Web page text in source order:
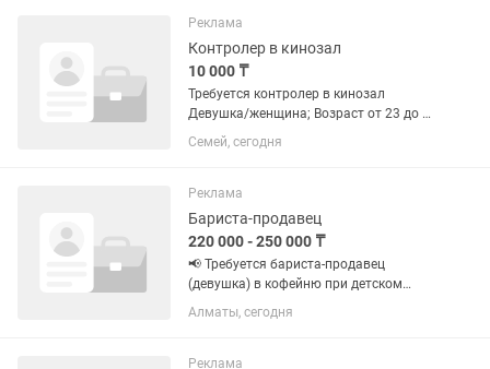
Контроль сроков годности; •...
Реклама
Контролер в кинозал
10 000 ₸
Требуется контролер в кинозал
Девушка/женщина; Возраст от 23 до 40
лет; Среднее или среднее специальное
образование. Опыт работы в сфере
обязателен. Грамотная...
Семей, сегодня
Реклама
Бариста-продавец
220 000 - 250 000 ₸
📢 Требуется бариста-продавец
(девушка) в кофейню при детском
магазине (работа на 4 этаже детского
магазина в Алматы) !! женский
10:00-22:00 🔹 ЗП: 250 000 тг/месяц 🔹...
Алматы, сегодня
Реклама